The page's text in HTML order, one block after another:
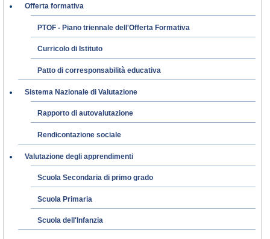
Offerta formativa
PTOF - Piano triennale dell'Offerta Formativa
Curricolo di Istituto
Patto di corresponsabilità educativa
Sistema Nazionale di Valutazione
Rapporto di autovalutazione
Rendicontazione sociale
Valutazione degli apprendimenti
Scuola Secondaria di primo grado
Scuola Primaria
Scuola dell'Infanzia